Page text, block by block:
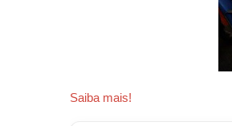
Saiba mais!